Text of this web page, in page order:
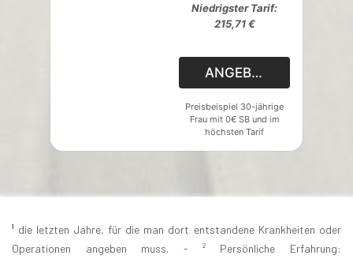
Niedrigster Tarif:
215,71 €
ANGEBOT
Preisbeispiel 30-jährige
Frau mit 0€ SB und im
höchsten Tarif
¹ die letzten Jahre, für die man dort entstandene Krankheiten oder
Operationen angeben muss. - ² Persönliche Erfahrung: